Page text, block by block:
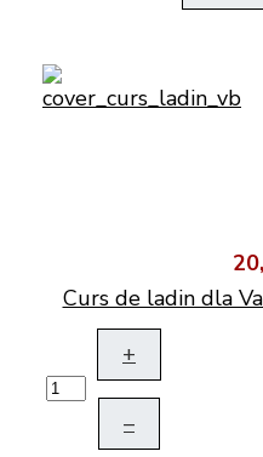
Curs de ladin dla
+
–